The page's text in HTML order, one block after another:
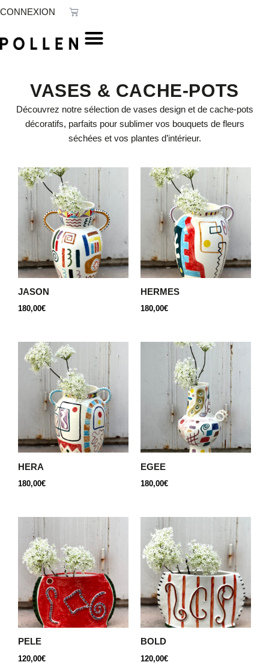
Aller
contenu
CONNEXION Panier
VASES & CACHE-POTS
Découvrez notre sélection de vases design et de cache-pots
décoratifs, parfaits pour sublimer vos bouquets de fleurs
séchées et vos plantes d’intérieur.
JASON
180,00€
HERMES
180,00€
HERA
180,00€
EGEE
180,00€
PELE
120,00€
BOLD
120,00€